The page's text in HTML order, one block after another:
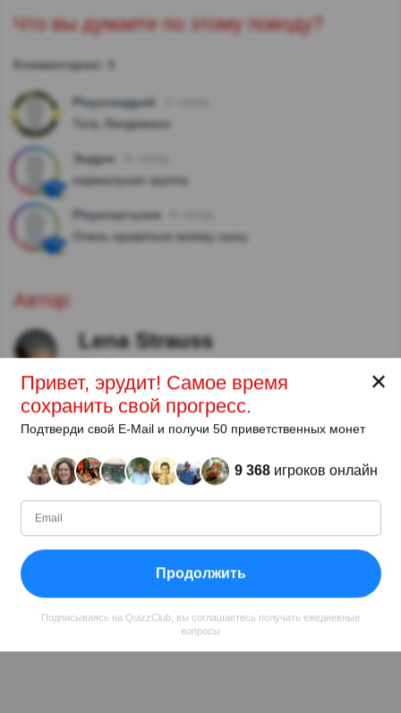
Что вы думаете по этому поводу?
Комментарии: 3
Playerандрей
Тиль Линдеманн
Эндрю
нормальная группа
Playerнаталия
Очень нравиться моему сыну.
Автор:
Lena Strauss
С
11.2018
Уровень
99
Очков
2479558 29861
Поделиться
✕
Привет, эрудит! Самое время
сохранить свой прогресс.
Подтверди свой E-Mail и получи 50 приветственных монет
9 368игроков онлайн
Продолжить
Подписываясь на QuizzClub, вы соглашаетесь получать ежедневные
вопросы